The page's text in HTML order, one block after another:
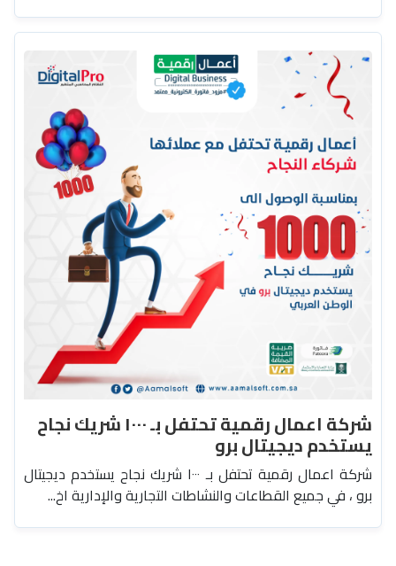
شركة اعمال رقمية تحتفل بـ ١٠٠٠ شريك نجاح
يستخدم ديجيتال برو
شركة اعمال رقمية تحتفل بـ ١٠٠٠ شريك نجاح يستخدم ديجيتال
برو ، في جميع القطاعات والنشاطات التجارية والإدارية اخ...